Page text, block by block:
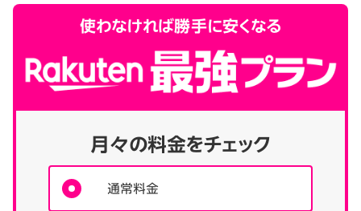
使わなければ勝手に安くなる
月々の料金をチェック
通常料金